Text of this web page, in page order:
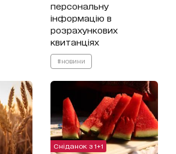
персональну
інформацію в
розрахункових
квитанціях
#новини
Сніданок з 1+1